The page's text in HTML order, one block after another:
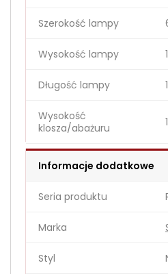
Szerokość lampy
Wysokość lampy
Długość lampy
Wysokość
klosza/abażuru
Informacje dodatkowe
Seria produktu
Marka
Styl